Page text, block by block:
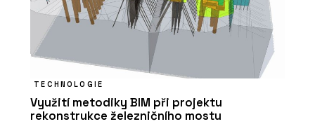
TECHNOLOGIE
Využití metodiky BIM při projektu
rekonstrukce železničního mostu